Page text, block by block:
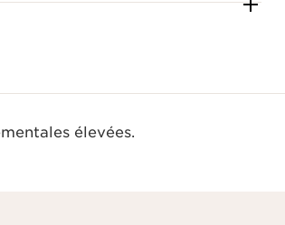
élevées.